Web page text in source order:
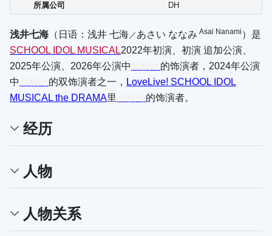
所属公司
DH
浅井七海 （日语： 浅井 七海／ あさい ななみ Asai Nanami ）是
SCHOOL IDOL MUSICAL2022年初演、初演 追加公演、
2025年公演、2026年公演中
的饰演者，2024年公演
中
的双饰演者之一， LoveLive! SCHOOL IDOL
MUSICAL the DRAMA里 的饰演者。
经历
人物
人物关系